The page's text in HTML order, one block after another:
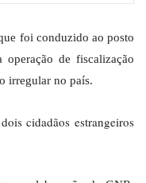
foi conduzido ao posto
de fiscalização
irregular no país.
cidadãos estrangeiros